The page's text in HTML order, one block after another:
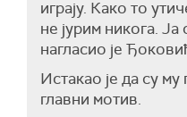
играју. Како то
не јурим никога. Ја
нагласио је
Истакао је да су
главни мотив.